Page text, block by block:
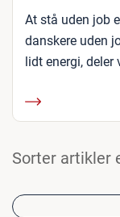
At stå uden job
danskere uden
lidt energi, deler
Sorter artikler